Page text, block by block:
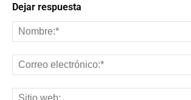
Dejar respuesta